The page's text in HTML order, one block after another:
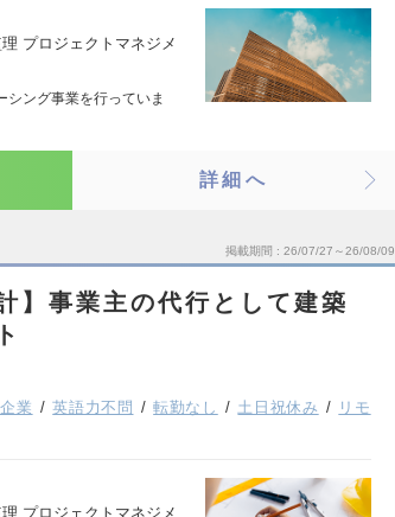
プロジェクトマネジメ
ング事業を行っていま
詳細へ
掲載期間 26/07/27～26/08/09
】事業主の代行として建築
業 英語力不問 転勤なし 土日祝休み
リモ
プロジェクトマネジメ